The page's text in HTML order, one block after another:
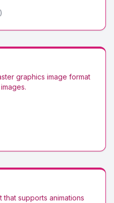
graphics image format
.
that supports animations